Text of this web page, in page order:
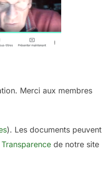
Merci aux membres
). Les documents peuvent
Transparence de notre site